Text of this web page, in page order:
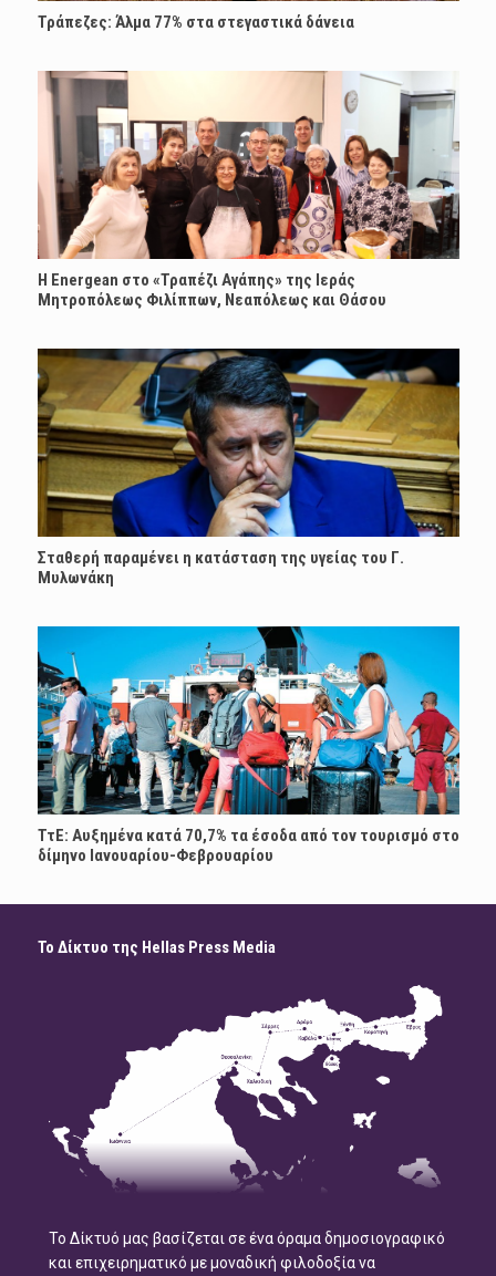
Τράπεζες: Άλμα 77% στα στεγαστικά δάνεια
H Energean στο «Τραπέζι Αγάπης» της Ιεράς
Μητροπόλεως Φιλίππων, Νεαπόλεως και Θάσου
Σταθερή παραμένει η κατάσταση της υγείας του Γ.
Μυλωνάκη
ΤτΕ: Αυξημένα κατά 70,7% τα έσοδα από τον τουρισμό στο
δίμηνο Ιανουαρίου-Φεβρουαρίου
Το Δίκτυο της Hellas Press Media
Το Δίκτυό μας βασίζεται σε ένα όραμα δημοσιογραφικό
και επιχειρηματικό με μοναδική φιλοδοξία να